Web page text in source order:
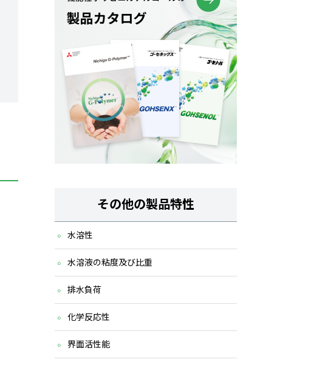
その他の製品特性
水溶性
水溶液の粘度及び比重
排水負荷
化学反応性
界面活性能